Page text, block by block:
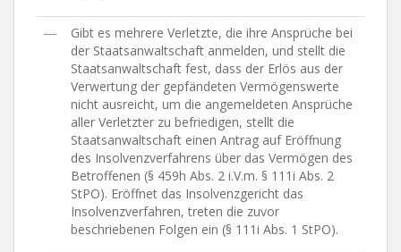
―
Gibt es mehrere Verletzte, die ihre Ansprüche bei
der Staatsanwaltschaft anmelden, und stellt die
Staatsanwaltschaft fest, dass der Erlös aus der
Verwertung der gepfändeten Vermögenswerte
nicht ausreicht, um die angemeldeten Ansprüche
aller Verletzter zu befriedigen, stellt die
Staatsanwaltschaft einen Antrag auf Eröffnung
des Insolvenzverfahrens über das Vermögen des
Betroffenen (§ 459h Abs. 2 i.V.m. § 111i Abs. 2
StPO). Eröffnet das Insolvenzgericht das
Insolvenzverfahren, treten die zuvor
beschriebenen Folgen ein (§ 111i Abs. 1 StPO).